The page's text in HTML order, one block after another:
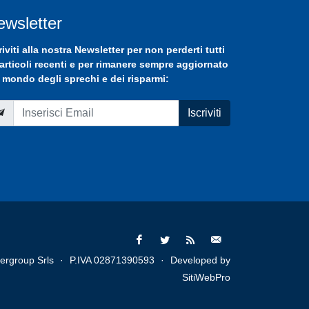
alla nostra Newsletterper non perderti tutti
recenti e per rimanere sempre aggiornato
degli sprechi e dei risparmi:
Iscriviti
Srls · P.IVA 02871390593 ·
Developed by
SitiWebPro